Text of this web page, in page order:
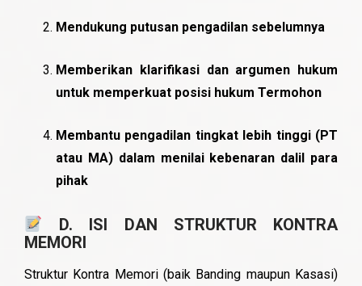
Mendukung putusan pengadilan sebelumnya
Memberikan klarifikasi dan argumen hukum
untuk memperkuat posisi hukum Termohon
Membantu pengadilan tingkat lebih tinggi (PT
atau MA) dalam menilai kebenaran dalil para
pihak
D. ISI DAN STRUKTUR KONTRA
MEMORI
Struktur Kontra Memori (baik Banding maupun Kasasi)